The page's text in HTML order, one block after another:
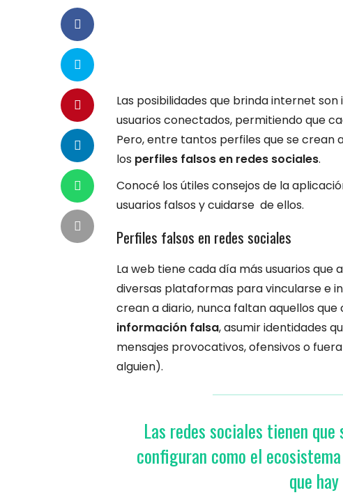
Las posibilidades que brinda internet
usuarios conectados, permitiendo que
Pero, entre tantos perfiles que se
los perfiles falsos en redes sociales.
Conocé los útiles consejos de la
usuarios falsos y cuidarse de ellos.
Perfiles falsos en redes sociales
La web tiene cada día más usuarios
diversas plataformas para vincularse e
crean a diario, nunca faltan aquellos
información falsa, asumir identidades
mensajes provocativos, ofensivos o
alguien).
Las redes sociales tienen
configuran como el
que